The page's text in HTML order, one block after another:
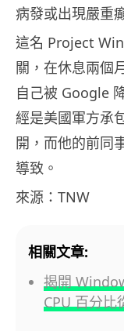
病發或出現嚴重
這名 Project
關，在休息兩個
自己被 Google
經是美國軍方承
開，而他的前同
導致。
來源：TNW
相關文章:
揭開
CPU 百分比